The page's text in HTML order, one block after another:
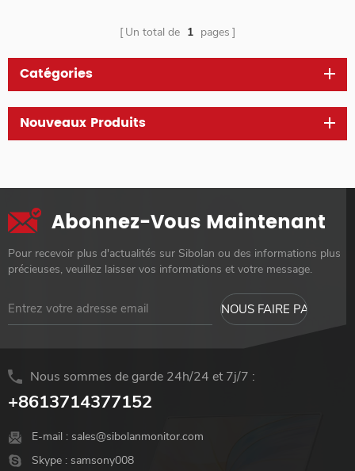
Un total de 1 pages
Catégories
Nouveaux Produits
Abonnez-Vous Maintenant
Pour recevoir plus d'actualités sur Sibolan ou des informations plus
précieuses, veuillez laisser vos informations et votre message.
Nous sommes de garde 24h/24 et 7j/7 :
+8613714377152
E-mail : sales@sibolanmonitor.com
Skype : samsony008